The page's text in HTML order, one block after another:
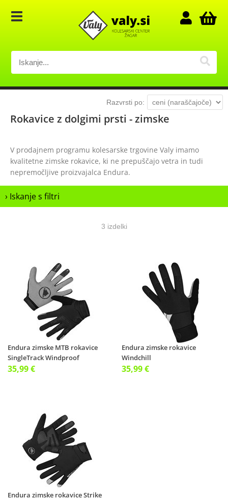
Razvrsti po:
Rokavice z dolgimi prsti - zimske
V prodajnem programu kolesarske trgovine Valy imamo
kvalitetne zimske rokavice, ki ne prepuščajo vetra in tudi
nepremočljive proizvajalca Endura.
› Iskanje s filtri
3 izdelki
Endura zimske MTB rokavice
SingleTrack Windproof
35,99 €
Endura zimske rokavice
Windchill
35,99 €
Endura zimske rokavice Strike